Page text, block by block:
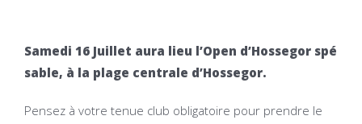
Samedi 16 Juillet aura lieu l’Open d’Hossegor spé
sable, à la plage centrale d’Hossegor.
Pensez à votre tenue club obligatoire pour prendre le